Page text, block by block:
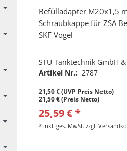
Befülladapter M20x1,5
Schraubkappe für ZSA
SKF Vogel
STU Tanktechnik GmbH &
Artikel Nr.: 2787
21,50 €(UVP Preis Netto)
21,50 € (Preis Netto)
25,59 € *
* inkl. ges. MwSt. zzgl.